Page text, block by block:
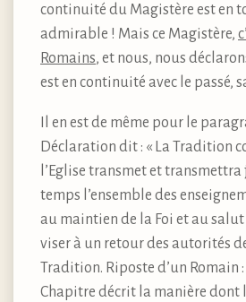
continuité du Magistère est en
admirable ! Mais ce Magistère,
Romains, et nous, nous
est en continuité avec le passé,
Il en est de même pour le
Déclaration dit : « La Tradition
l’Eglise transmet et
temps l’ensemble des
au maintien de la Foi et au
viser à un retour des autorités
Tradition. Riposte d’un Romain
Chapitre décrit la manière dont